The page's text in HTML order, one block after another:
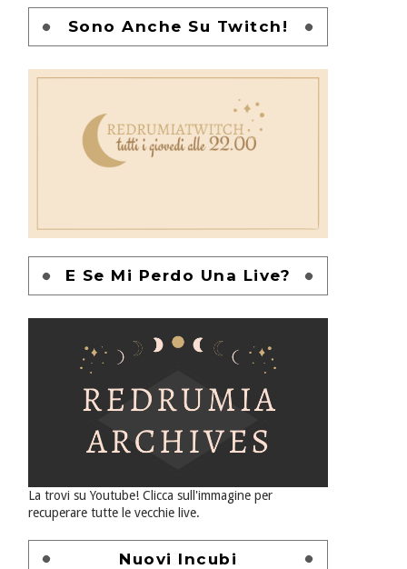
Sono Anche Su Twitch!
E Se Mi Perdo Una Live?
La trovi su Youtube! Clicca sull'immagine per
recuperare tutte le vecchie live.
Nuovi Incubi